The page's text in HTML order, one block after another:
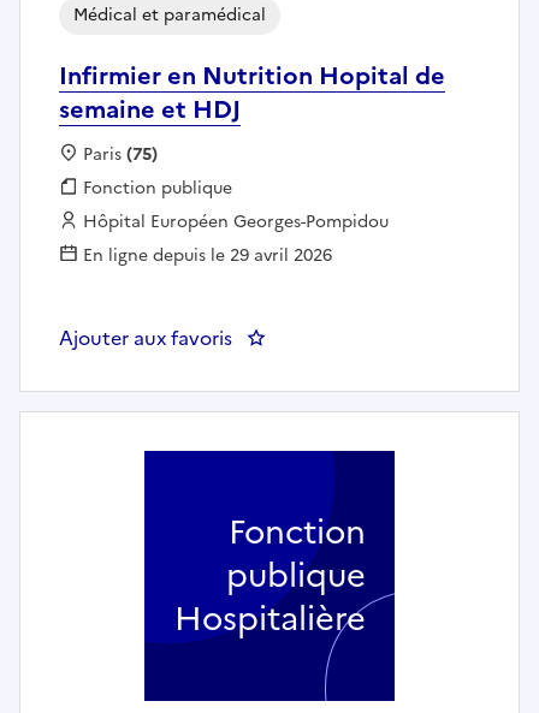
Infirmier en Nutrition Hopital de
semaine et HDJ
Médical et paramédical
Localisation :
Paris(75)
Fonction publique :
Fonction publique
Employeur :
Hôpital Européen Georges-Pompidou
En ligne depuis le 29 avril 2026
Ajouter aux favoris : Infirmier en Nutrition Hopital
Fonction
publique
Hospitalière